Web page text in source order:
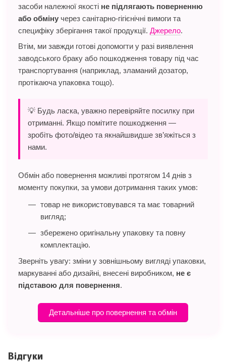
засоби належної якості не підлягають поверненню
або обміну через санітарно-гігієнічні вимоги та
специфіку зберігання такої продукції. Джерело.
Втім, ми завжди готові допомогти у разі виявлення
заводського браку або пошкодження товару під час
транспортування (наприклад, зламаний дозатор,
протікаюча упаковка тощо).
💡 Будь ласка, уважно перевіряйте посилку при
отриманні. Якщо помітите пошкодження —
зробіть фото/відео та якнайшвидше зв’яжіться з
нами.
Обмін або повернення можливі протягом 14 днів з
моменту покупки, за умови дотримання таких умов:
товар не використовувався та має товарний
вигляд;
збережено оригінальну упаковку та повну
комплектацію.
Зверніть увагу: зміни у зовнішньому вигляді упаковки,
маркуванні або дизайні, внесені виробником, не є
підставою для повернення.
Детальніше про повернення та обмін
Відгуки